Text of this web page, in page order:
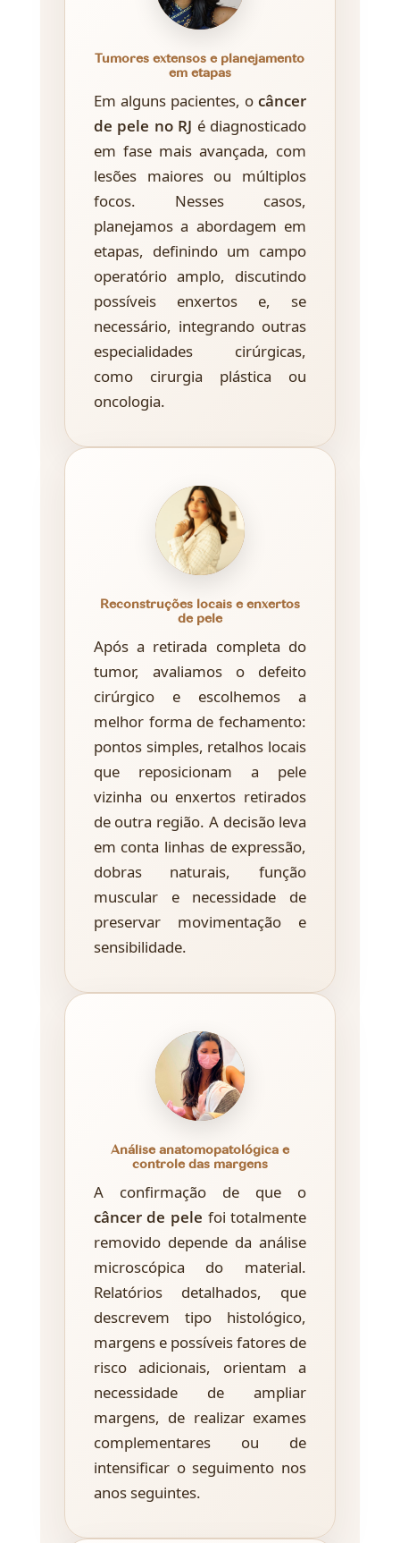
Tumores extensos e planejamento
em etapas
Em alguns pacientes, ocâncer
de pele no RJ é diagnosticado
em fase mais avançada, com
lesões maiores ou múltiplos
focos. Nesses casos,
planejamos a abordagem em
etapas, definindo um campo
operatório amplo, discutindo
possíveis enxertos e, se
necessário, integrando outras
especialidades cirúrgicas,
como cirurgia plástica ou
oncologia.
Reconstruções locais e enxertos
de pele
Após a retirada completa do
tumor, avaliamos o defeito
cirúrgico e escolhemos a
melhor forma de fechamento:
pontos simples, retalhos locais
que reposicionam a pele
vizinha ou enxertos retirados
de outra região. A decisão leva
em conta linhas de expressão,
dobras naturais, função
muscular e necessidade de
preservar movimentação e
sensibilidade.
Análise anatomopatológica e
controle das margens
A confirmação de que o
câncer de pele foi totalmente
removido depende da análise
microscópica do material.
Relatórios detalhados, que
descrevem tipo histológico,
margens e possíveis fatores de
risco adicionais, orientam a
necessidade de ampliar
margens, de realizar exames
complementares ou de
intensificar o seguimento nos
anos seguintes.